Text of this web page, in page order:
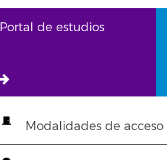
Portal de estudios
Modalidades de acceso